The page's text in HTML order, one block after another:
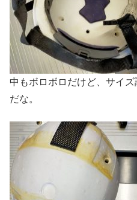
中もボロボロだけど、サイ
だな。